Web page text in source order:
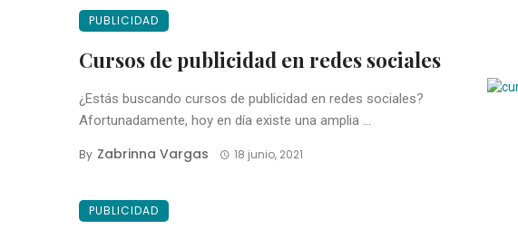
PUBLICIDAD
Cursos de publicidad en redes sociales
¿Estás buscando cursos de publicidad en redes sociales?
Afortunadamente, hoy en día existe una amplia ...
By Zabrinna Vargas 18 junio, 2021
PUBLICIDAD